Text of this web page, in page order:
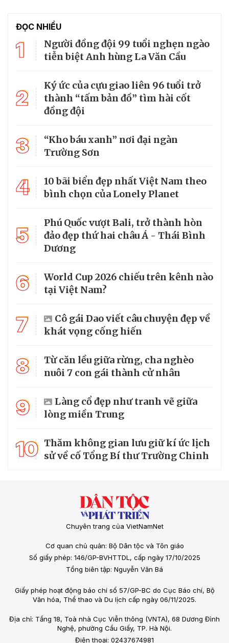
ĐỌC NHIỀU
1
Người đồng đội 99 tuổi nghẹn ngào
tiễn biệt Anh hùng La Văn Cầu
2
Ký ức của cựu giao liên 96 tuổi trở
thành “tấm bản đồ” tìm hài cốt
đồng đội
3
“Kho báu xanh” nơi đại ngàn
Trường Sơn
4
10 bãi biển đẹp nhất Việt Nam theo
bình chọn của Lonely Planet
5
Phú Quốc vượt Bali, trở thành hòn
đảo đẹp thứ hai châu Á - Thái Bình
Dương
6
World Cup 2026 chiếu trên kênh nào
tại Việt Nam?
7
Cô gái Dao viết câu chuyện đẹp về
khát vọng cống hiến
8
Từ căn lều giữa rừng, cha nghèo
nuôi 7 con gái thành cử nhân
9
Làng cổ đẹp như tranh vẽ giữa
lòng miền Trung
10 Thăm không gian lưu giữ kí ức lịch
sử về cố Tổng Bí thư Trường Chinh
Chuyên trang của VietNamNet
Cơ quan chủ quản: Bộ Dân tộc và Tôn giáo
Số giấy phép: 146/GP-BVHTTDL, cấp ngày 17/10/2025
Tổng biên tập: Nguyễn Văn Bá
Giấy phép hoạt động báo chí số 57/GP-BC do Cục Báo chí, Bộ
Văn hóa, Thể thao và Du lịch cấp ngày 06/11/2025.
Địa chỉ: Tầng 18, Toà nhà Cục Viễn thông (VNTA), 68 Dương Đình
Nghệ, phường Cầu Giấy, TP. Hà Nội.
Điện thoại: 02437674981